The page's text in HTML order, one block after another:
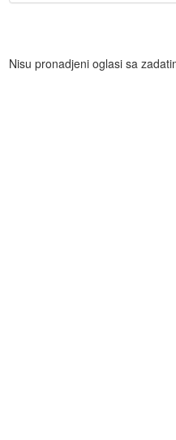
Nisu pronadjeni oglasi sa